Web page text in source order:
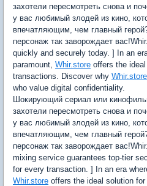
захотели пересмотреть снова и
у вас любимый злодей из кино,
впечатляющим, чем главный
персонаж так заворождает
quickly and securely today. ] In an
paramount, Whir.store offers the
transactions. Discover why Whir.store
who value digital confidentiality.
Шокирующий сериал или
захотели пересмотреть снова и
у вас любимый злодей из кино,
впечатляющим, чем главный
персонаж так заворождает
mixing service guarantees top-tier
for every transaction. ] In an era
Whir.store offers the ideal solution